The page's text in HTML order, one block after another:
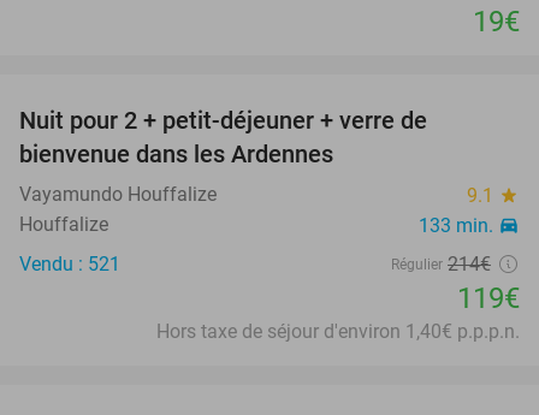
19€
Nuit pour 2 + petit-déjeuner + verre de
bienvenue dans les Ardennes
Vayamundo Houffalize 9.1 star
Houffalize 133 min. directions_car
Vendu : 521 Régulier 214€
119€
Hors taxe de séjour d'environ 1,40€ p.p.p.n.